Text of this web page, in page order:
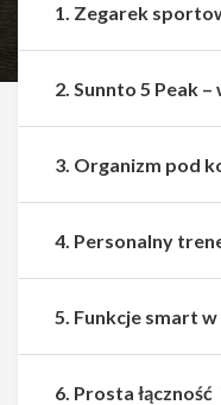
1. Zegarek
2. Sunnto 5 Peak
3. Organizm pod
4. Personalny
5. Funkcje smart
6. Prosta łączność